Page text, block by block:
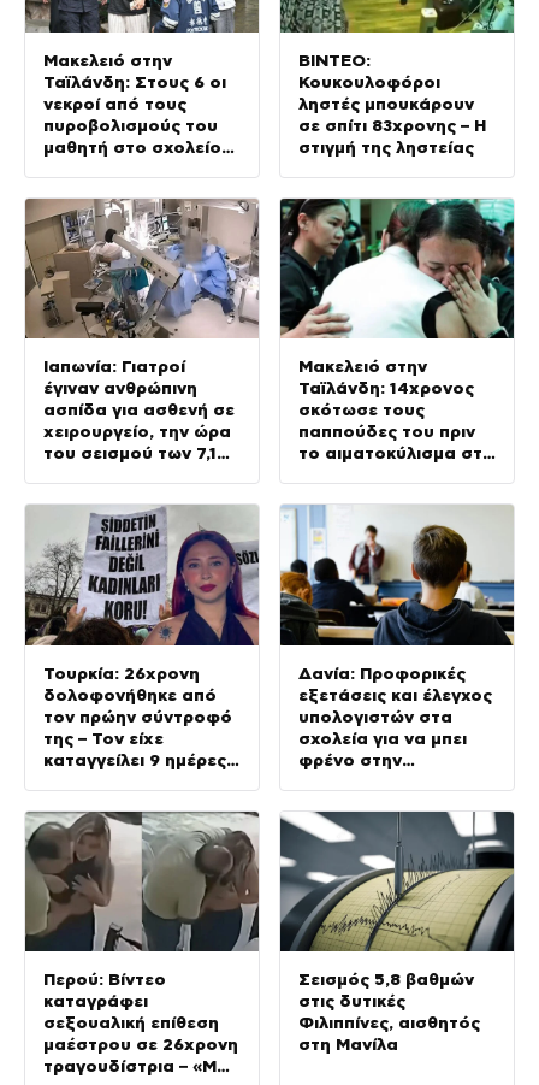
Μακελειό στην
Ταϊλάνδη: Στους 6 οι
νεκροί από τους
πυροβολισμούς του
μαθητή στο σχολείο
ΒΙΝΤΕΟ:
Κουκουλοφόροι
ληστές μπουκάρουν
σε σπίτι 83χρονης – Η
στιγμή της ληστείας
Ιαπωνία: Γιατροί
έγιναν ανθρώπινη
ασπίδα για ασθενή σε
χειρουργείο, την ώρα
του σεισμού των 7,1
Μακελειό στην
Ταϊλάνδη: 14χρονος
σκότωσε τους
παππούδες του πριν
το αιματοκύλισμα στο
Τουρκία: 26χρονη
δολοφονήθηκε από
τον πρώην σύντροφό
της – Τον είχε
καταγγείλει 9 ημέρες
Δανία: Προφορικές
εξετάσεις και έλεγχος
υπολογιστών στα
σχολεία για να μπει
φρένο στην
Περού: Βίντεο
καταγράφει
σεξουαλική επίθεση
μαέστρου σε 26χρονη
τραγουδίστρια – «Μου
Σεισμός 5,8 βαθμών
στις δυτικές
Φιλιππίνες, αισθητός
στη Μανίλα